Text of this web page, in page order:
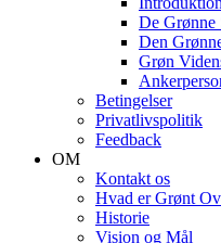
De Grønne
Den
Grøn
Betingelser
Privatlivspolitik
Feedback
OM
Kontakt os
Hvad er Grønt
Historie
Vision og Mål